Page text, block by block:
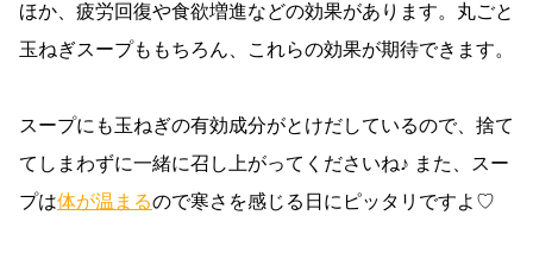
ほか、疲労回復や食欲増進などの効果があります。丸ごと
玉ねぎスープももちろん、これらの効果が期待できます。
スープにも玉ねぎの有効成分がとけだしているので、捨て
てしまわずに一緒に召し上がってくださいね♪ また、スー
プは体が温まるので寒さを感じる日にピッタリですよ♡